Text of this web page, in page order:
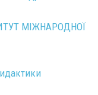
МІЖНАРОДНОЇ